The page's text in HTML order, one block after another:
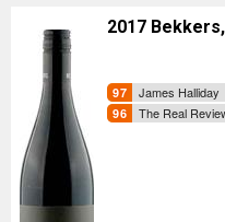
2017
James Halliday
The Real